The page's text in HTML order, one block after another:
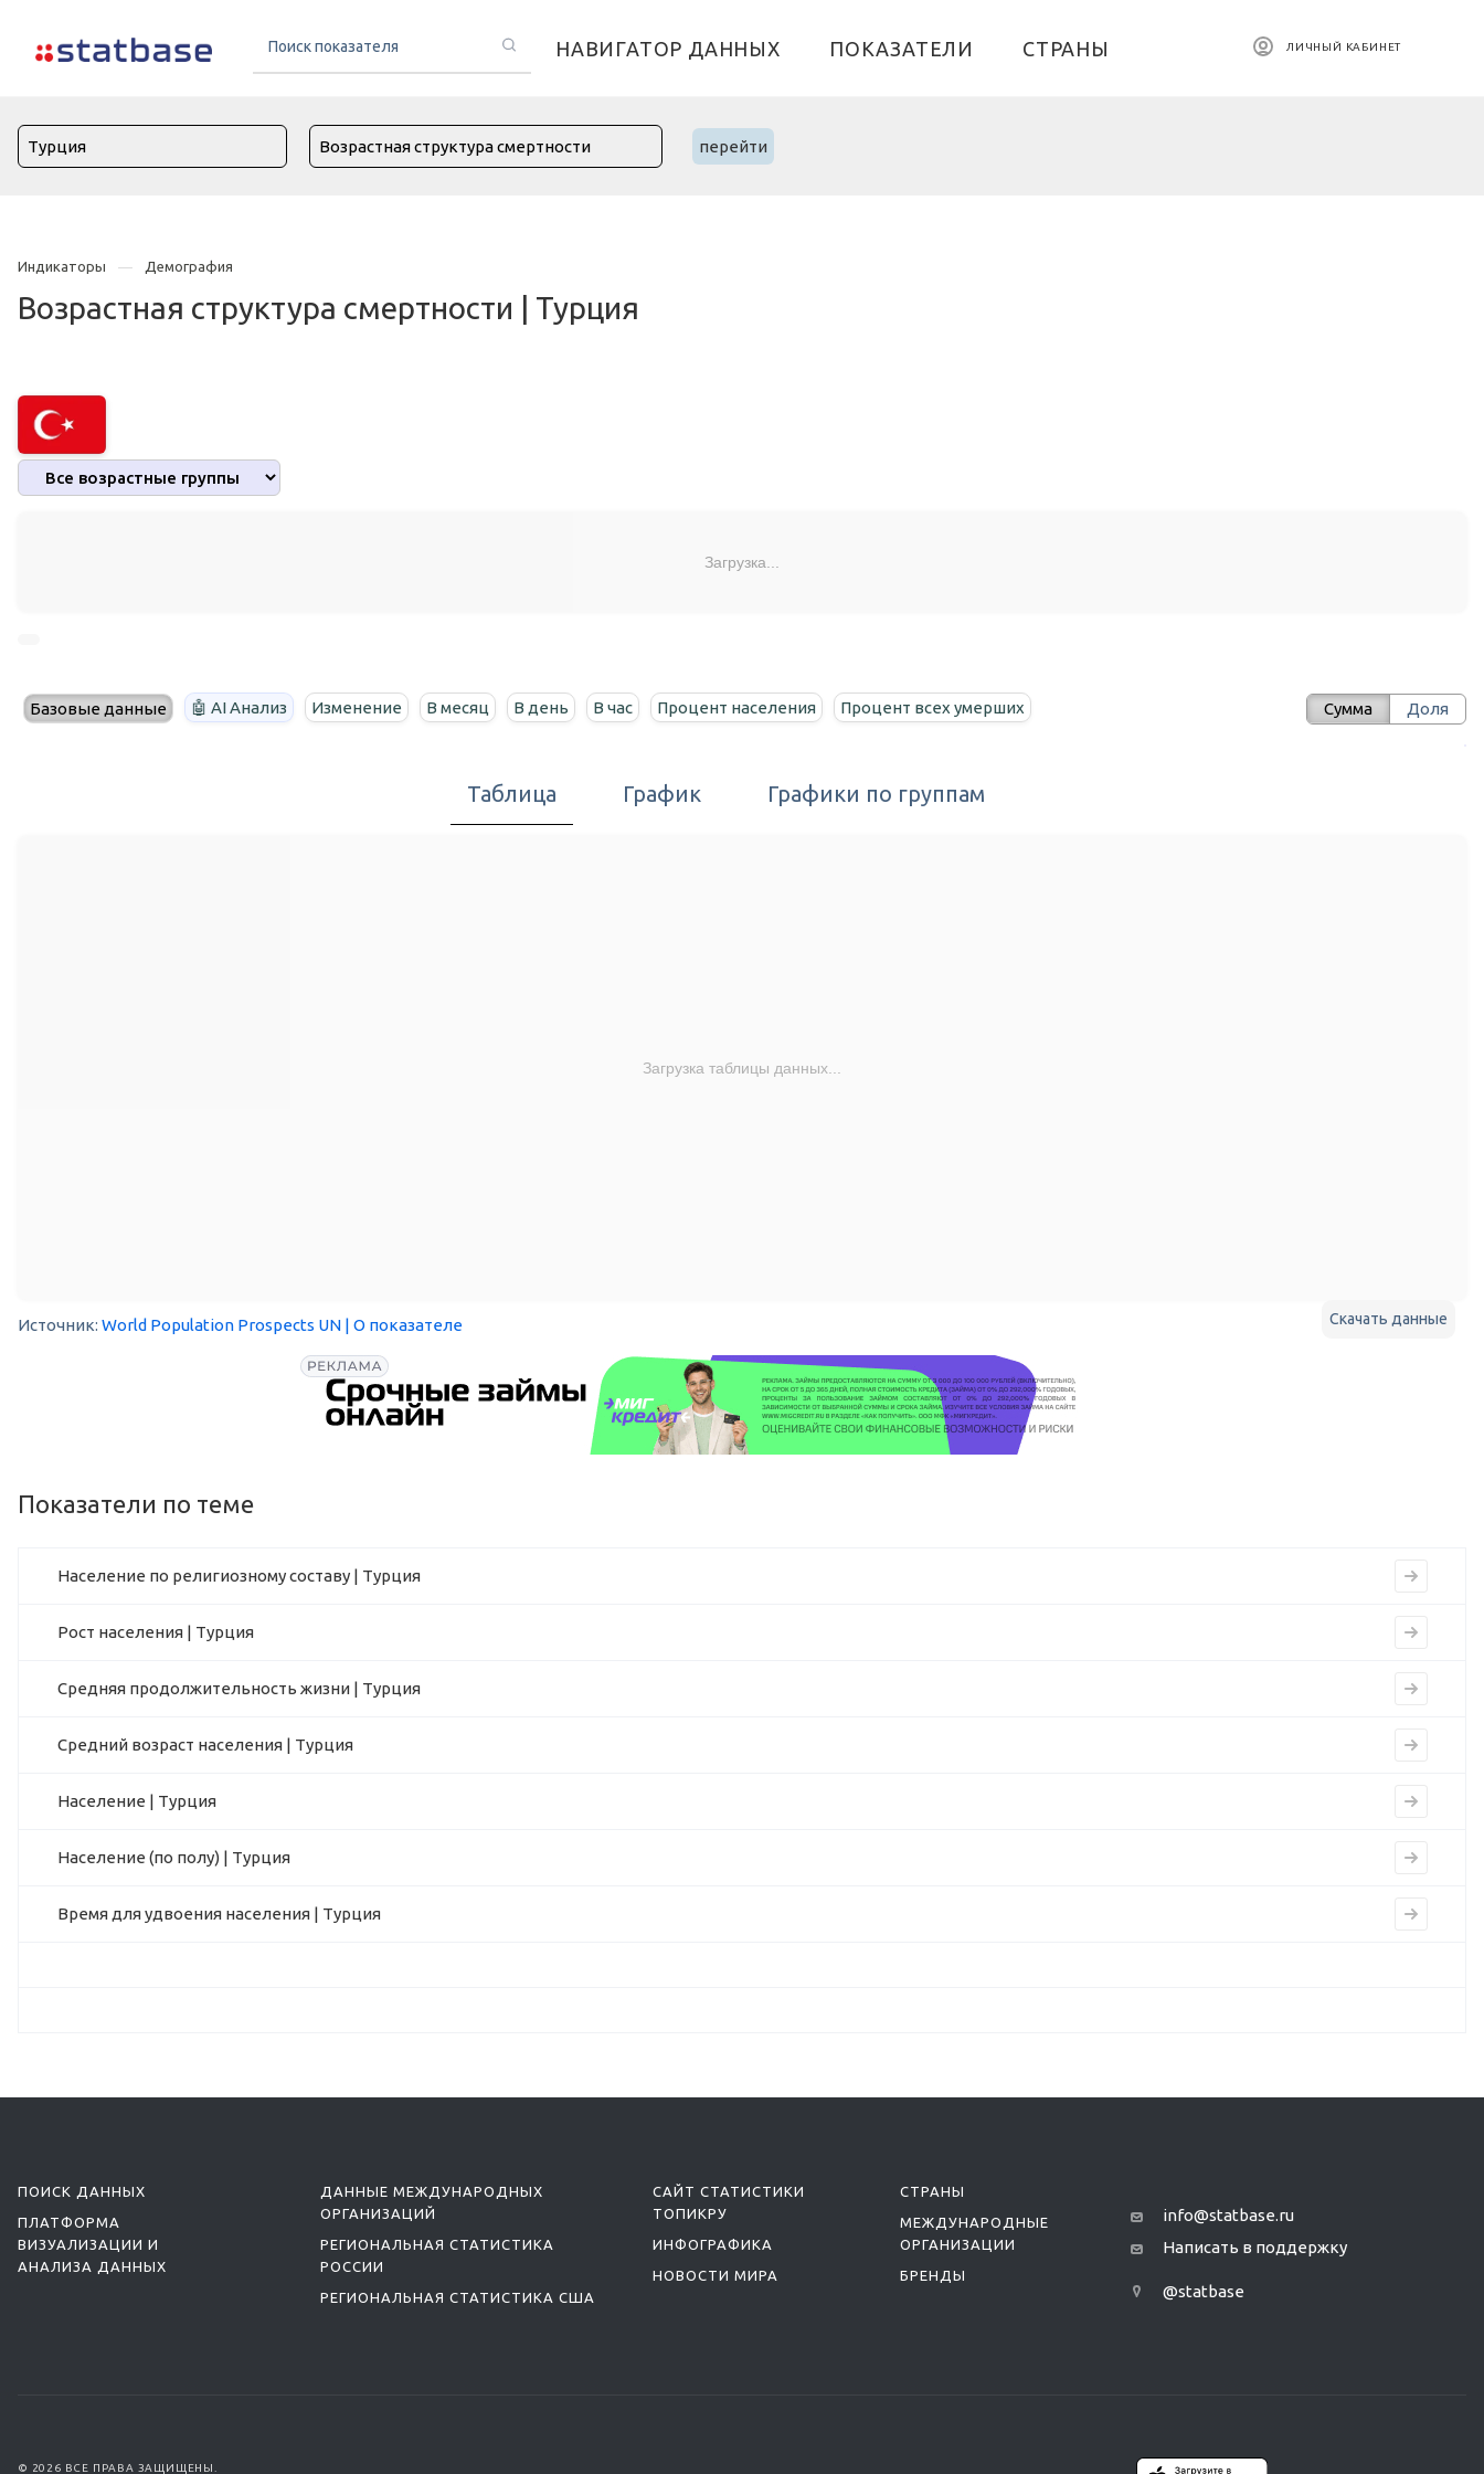
НАВИГАТОР ДАННЫХ ПОКАЗАТЕЛИ СТРАНЫ ЛИЧНЫЙ КАБИНЕТ
перейти
Индикаторы Демография
Возрастная структура смертности | Турция
Загрузка...
Базовые данные 🤖 AI Анализ Изменение В месяц В день В час Процент населения Процент всех умерших Сумма Доля
Таблица График Графики по группам
Загрузка таблицы данных...
Скачать данные
Источник: World Population Prospects UN | О показателе
Показатели по теме
Население по религиозному составу | Турция
Рост населения | Турция
Средняя продолжительность жизни | Турция
Средний возраст населения | Турция
Население | Турция
Население (по полу) | Турция
Время для удвоения населения | Турция
ПОИСК ДАННЫХ
ПЛАТФОРМА
ВИЗУАЛИЗАЦИИ И
АНАЛИЗА ДАННЫХ
ДАННЫЕ МЕЖДУНАРОДНЫХ
ОРГАНИЗАЦИЙ
РЕГИОНАЛЬНАЯ СТАТИСТИКА
РОССИИ
РЕГИОНАЛЬНАЯ СТАТИСТИКА США
САЙТ СТАТИСТИКИ
ТОПИКРУ
ИНФОГРАФИКА
НОВОСТИ МИРА
СТРАНЫ
МЕЖДУНАРОДНЫЕ
ОРГАНИЗАЦИИ
БРЕНДЫ
info@statbase.ru
Написать в поддержку
@statbase
© 2026 ВСЕ ПРАВА ЗАЩИЩЕНЫ.